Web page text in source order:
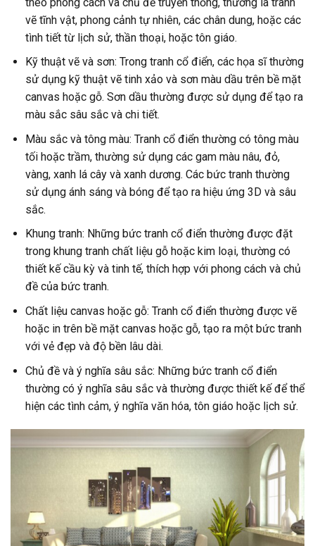
vẽ tĩnh vật, phong cảnh tự nhiên, các chân dung, hoặc các
tình tiết từ lịch sử, thần thoại, hoặc tôn giáo.
Kỹ thuật vẽ và sơn: Trong tranh cổ điển, các họa sĩ thường
sử dụng kỹ thuật vẽ tinh xảo và sơn màu dầu trên bề mặt
canvas hoặc gỗ. Sơn dầu thường được sử dụng để tạo ra
màu sắc sâu sắc và chi tiết.
Màu sắc và tông màu: Tranh cổ điển thường có tông màu
tối hoặc trầm, thường sử dụng các gam màu nâu, đỏ,
vàng, xanh lá cây và xanh dương. Các bức tranh thường
sử dụng ánh sáng và bóng để tạo ra hiệu ứng 3D và sâu
sắc.
Khung tranh: Những bức tranh cổ điển thường được đặt
trong khung tranh chất liệu gỗ hoặc kim loại, thường có
thiết kế cầu kỳ và tinh tế, thích hợp với phong cách và chủ
đề của bức tranh.
Chất liệu canvas hoặc gỗ: Tranh cổ điển thường được vẽ
hoặc in trên bề mặt canvas hoặc gỗ, tạo ra một bức tranh
với vẻ đẹp và độ bền lâu dài.
Chủ đề và ý nghĩa sâu sắc: Những bức tranh cổ điển
thường có ý nghĩa sâu sắc và thường được thiết kế để thể
hiện các tình cảm, ý nghĩa văn hóa, tôn giáo hoặc lịch sử.